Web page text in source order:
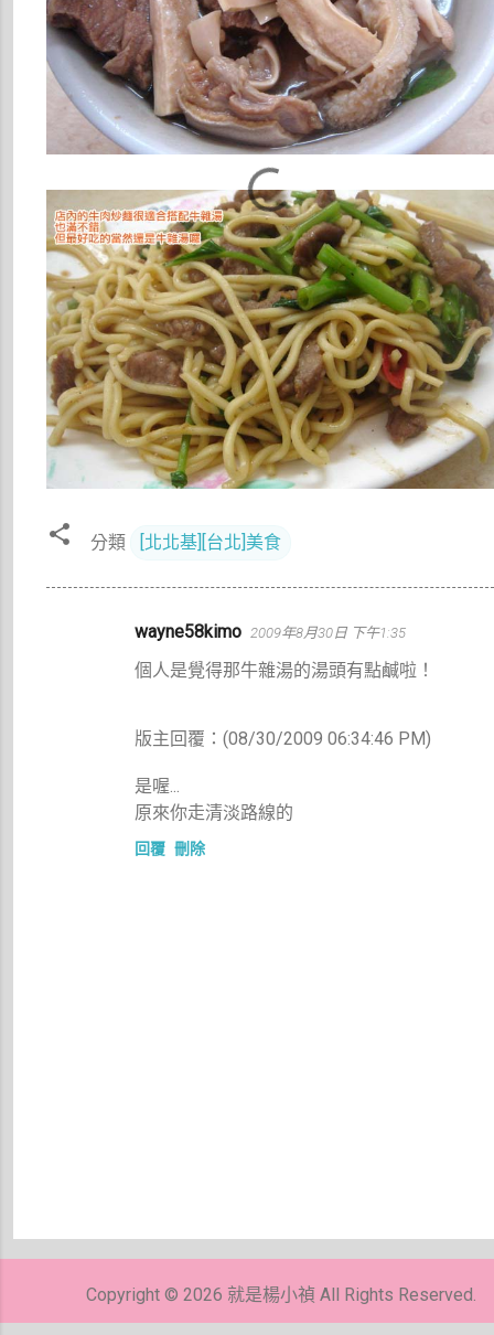
分類 [北北基][台北]美食
wayne58kimo 2009年8月30日 下午1:35
個人是覺得那牛雜湯的湯頭有點鹹啦！
版主回覆：(08/30/2009 06:34:46 PM)
是喔...
原來你走清淡路線的
回覆 刪除
貼
Copyright © 2026 就是楊小禎 All Rights Reserved.